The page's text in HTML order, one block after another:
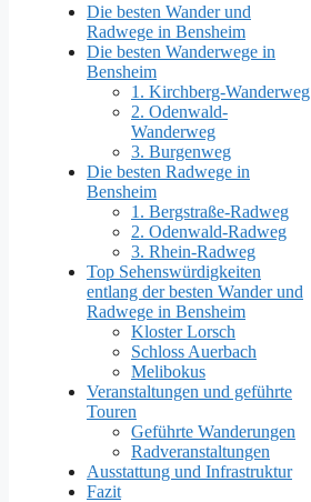
Die besten Wander und
Radwege in Bensheim
Die besten Wanderwege in
Bensheim
1. Kirchberg-Wanderweg
2. Odenwald-
Wanderweg
3. Burgenweg
Die besten Radwege in
Bensheim
1. Bergstraße-Radweg
2. Odenwald-Radweg
3. Rhein-Radweg
Top Sehenswürdigkeiten
entlang der besten Wander und
Radwege in Bensheim
Kloster Lorsch
Schloss Auerbach
Melibokus
Veranstaltungen und geführte
Touren
Geführte Wanderungen
Radveranstaltungen
Ausstattung und Infrastruktur
Fazit